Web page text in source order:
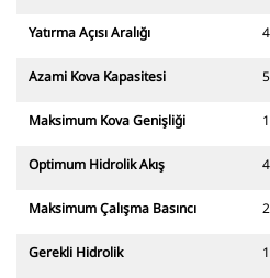
Yatırma Açısı Aralığı
Azami Kova Kapasitesi
Maksimum Kova Genişliği
Optimum Hidrolik Akış
Maksimum Çalışma Basıncı
Gerekli Hidrolik